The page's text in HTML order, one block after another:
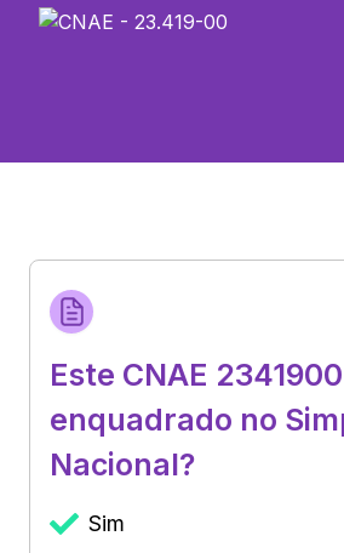
Este CNAE
enquadrado no
Nacional?
Sim